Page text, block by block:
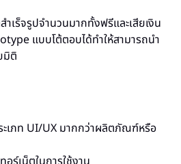
เร็จรูปจำนวนมากทั้งฟรีและเสียเงิน
แบบโต้ตอบได้ทำให้สามารถนำ
มิติ
ะเภท UI/UX มากกว่าผลิตภัณฑ์หรือ